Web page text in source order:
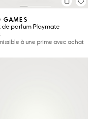
GAMES
de parfum Playmate
à une prime avec achat